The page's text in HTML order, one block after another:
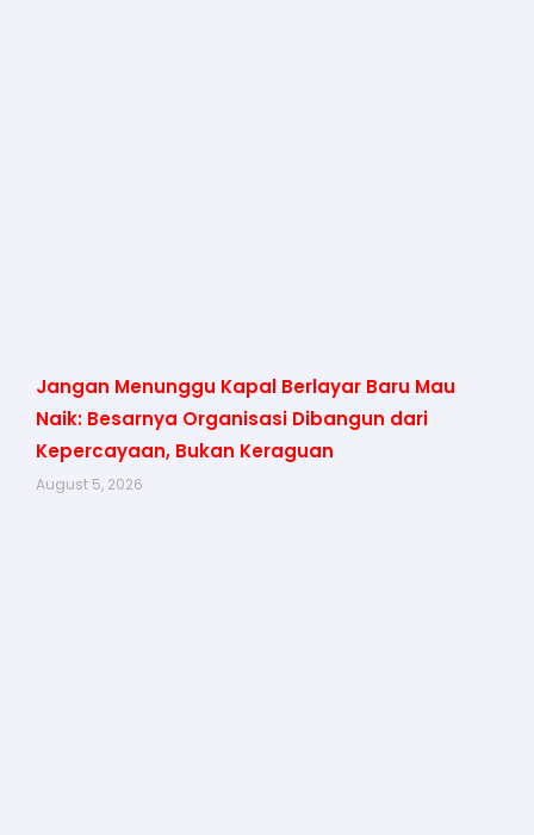
Jangan Menunggu Kapal Berlayar Baru Mau
Naik: Besarnya Organisasi Dibangun dari
Kepercayaan, Bukan Keraguan
August 5, 2026